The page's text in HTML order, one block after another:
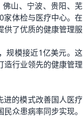
山、宁波、贵阳、芜
家体检与医疗中心。在
供了优质的健康管理服
规模接近1亿美元。这
造行业领先的健康管理
进的模式改善国人医疗
众患病率同步实现。